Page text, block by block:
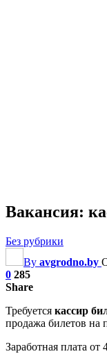
Вакансия:
Без рубрики
By avgrodno.by
0 285
Share
Требуется кассир
продажа билетов на
Заработная плата от